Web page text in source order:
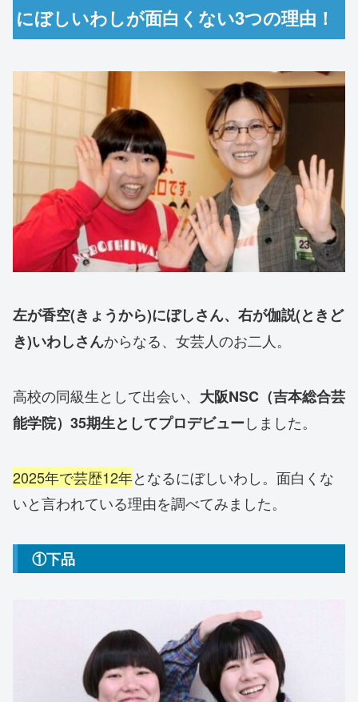
にぼしいわしが面白くない3つの理由！
左が香空(きょうから)にぼしさん、右が伽説(ときど
き)いわしさんからなる、女芸人のお二人。
高校の同級生として出会い、 大阪NSC（吉本総合芸
能学院）35期生としてプロデビューしました。
2025年で芸歴12年となるにぼしいわし。面白くな
いと言われている理由を調べてみました。
①下品